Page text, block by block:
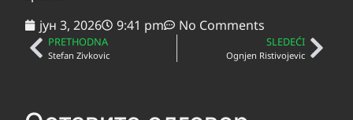
јун 3, 2026
9:41 pm No Comments
PRETHODNA
Stefan Zivkovic
SLEDEĆI
Ognjen Ristivojevic